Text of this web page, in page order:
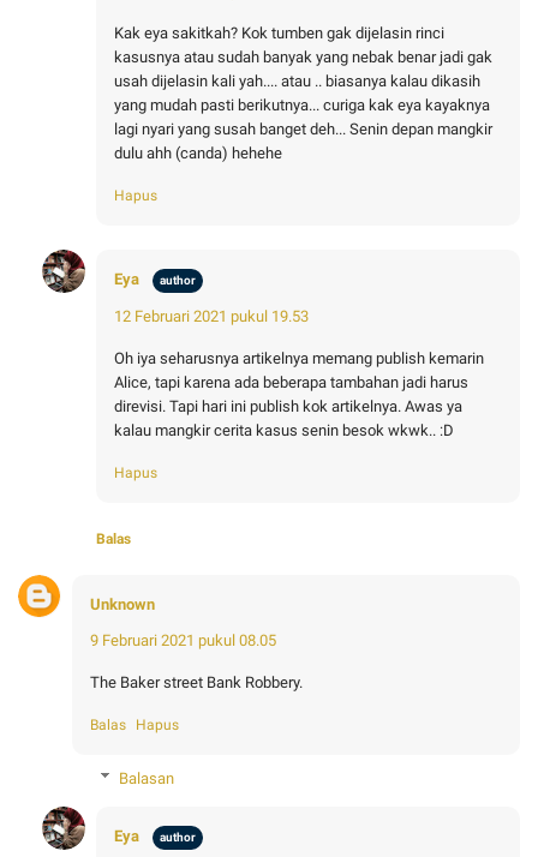
Kak eya sakitkah? Kok tumben gak dijelasin rinci
kasusnya atau sudah banyak yang nebak benar jadi gak
usah dijelasin kali yah.... atau .. biasanya kalau dikasih
yang mudah pasti berikutnya... curiga kak eya kayaknya
lagi nyari yang susah banget deh... Senin depan mangkir
dulu ahh (canda) hehehe
Hapus
Eya
12 Februari 2021 pukul 19.53
Oh iya seharusnya artikelnya memang publish kemarin
Alice, tapi karena ada beberapa tambahan jadi harus
direvisi. Tapi hari ini publish kok artikelnya. Awas ya
kalau mangkir cerita kasus senin besok wkwk.. :D
Hapus
Balas
Unknown
9 Februari 2021 pukul 08.05
The Baker street Bank Robbery.
Balas Hapus
Balasan
Eya